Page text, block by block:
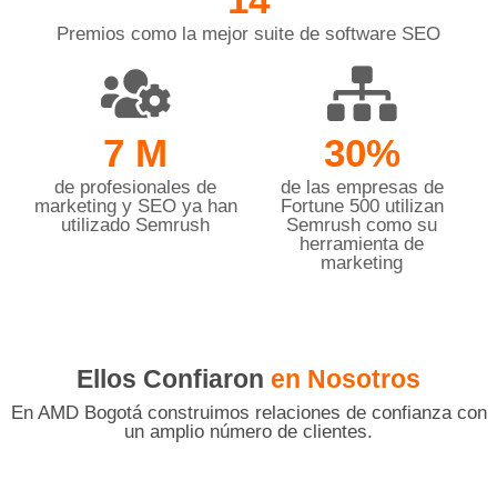
Premios como la mejor suite de software SEO
7 M
de profesionales de
marketing y SEO ya han
utilizado Semrush
30%
de las empresas de
Fortune 500 utilizan
Semrush como su
herramienta de
marketing
Ellos Confiaron en Nosotros
En AMD Bogotá construimos relaciones de confianza con
un amplio número de clientes.